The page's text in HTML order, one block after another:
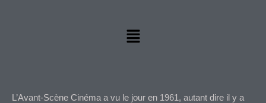
Menu
L’Avant-Scène Cinéma a vu le jour en 1961, autant dire il y a